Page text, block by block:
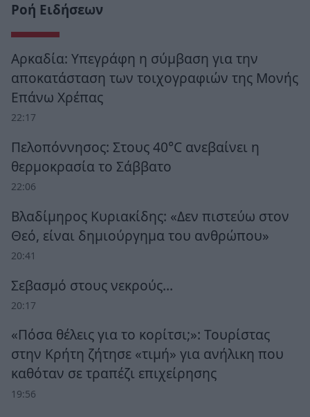
Ροή Ειδήσεων
Αρκαδία: Υπεγράφη η σύμβαση για την
αποκατάσταση των τοιχογραφιών της Μονής
Επάνω Χρέπας
22:17
Πελοπόννησος: Στους 40°C ανεβαίνει η
θερμοκρασία το Σάββατο
22:06
Βλαδίμηρος Κυριακίδης: «Δεν πιστεύω στον
Θεό, είναι δημιούργημα του ανθρώπου»
20:41
Σεβασμό στους νεκρούς…
20:17
«Πόσα θέλεις για το κορίτσι;»: Τουρίστας
στην Κρήτη ζήτησε «τιμή» για ανήλικη που
καθόταν σε τραπέζι επιχείρησης
19:56